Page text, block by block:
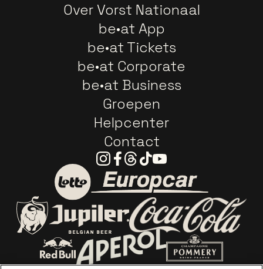
Over Vorst Nationaal
be•at App
be•at Tickets
be•at Corporate
be•at Business
Groepen
Helpcenter
Contact
Instagram
Facebook
Threads
TiktokYoutube
Ga naar de website van Lotto
Ga naar de website van
Ga naar de website van JupilerGa naar de
Ga naar de website van Red Bull